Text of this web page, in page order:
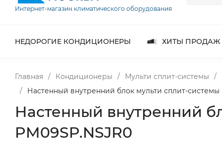
Интернет-магазин климатического оборудования
НЕДОРОГИЕ КОНДИЦИОНЕРЫ ХИТЫ ПРОДАЖ
Главная / Кондиционеры / Мульти сплит-системы /
/
Настенный внутренний блок мульти сплит-системы
Настенный внутренний
PM09SP.NSJR0